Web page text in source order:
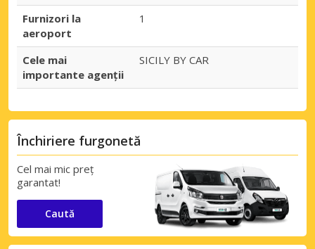
Furnizori la
aeroport
1
Cele mai
importante agenții
SICILY BY CAR
Închiriere furgonetă
Cel mai mic preț
garantat!
Caută